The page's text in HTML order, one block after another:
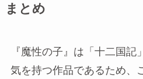
まとめ
『魔性の子』は「十二国記
気を持つ作品であるため、